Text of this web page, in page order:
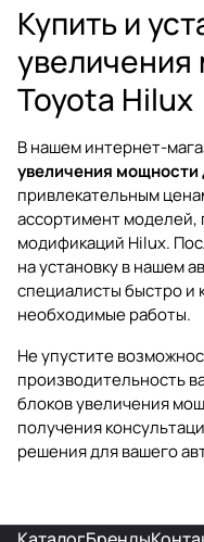
Купить и
Toyota Hilux
В нашем интернет-
увеличения мощности
привлекательным
ассортимент
модификаций Hilux.
на установку в нашем
специалисты быстро и
необходимые работы.
Не упустите
производительность
блоков увеличения
получения
решения для вашего